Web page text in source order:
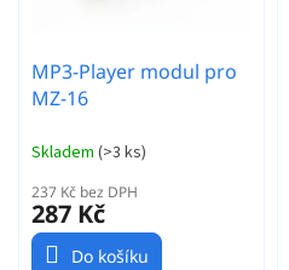
ů
MP3-Player modul pro
MZ-16
Skladem (>3 ks)
237 Kč bez DPH
287 Kč
Do košíku